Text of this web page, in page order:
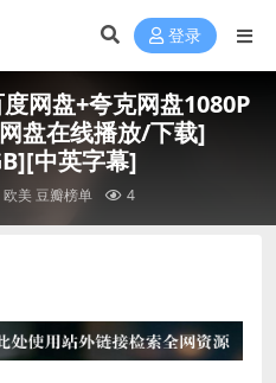
登录
网盘+夸克网盘1080P
盘在线播放/下载]
中英字幕]
欧美豆瓣榜单 4